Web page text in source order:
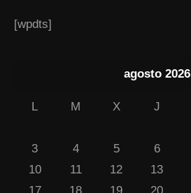
[wpdts]
agosto 2026
L M X J
3
4 5 6
10
11 12 13